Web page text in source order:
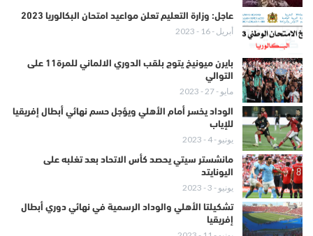
عاجل: وزارة التعليم تعلن مواعيد امتحان البكالوريا 2023
أبريل - 16 - 2023
بايرن ميونيخ يتوج بلقب الدوري الالماني للمرة11 على
التوالي
مايو - 27 - 2023
الوداد يخسر أمام الأهلي ويؤجل حسم نهائي أبطال إفريقيا
للإياب
يونيو - 4 - 2023
مانشستر سيتي يحصد كأس الاتحاد بعد تغلبه على
اليونايتد
يونيو - 3 - 2023
تشكيلتا الأهلي والوداد الرسمية في نهائي دوري أبطال
إفريقيا